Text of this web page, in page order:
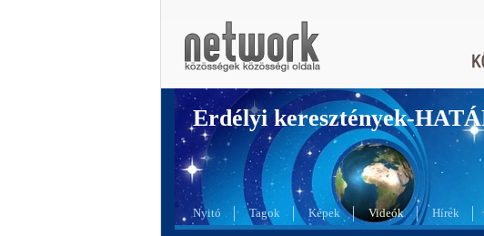
Erdélyi keresztények-
Nyitó Tagok Képek Videók Hírek